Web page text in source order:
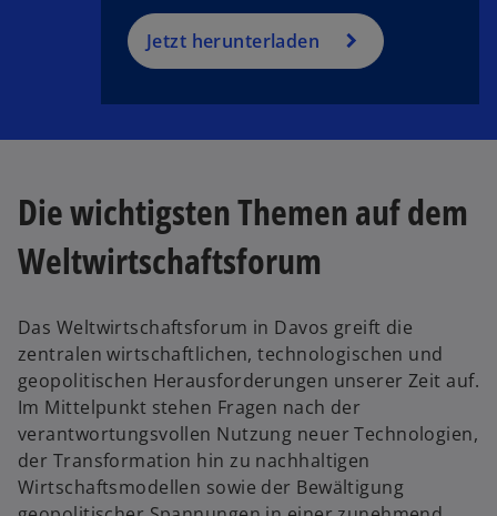
Jetzt herunterladen
e
g
is
r
a
r
t
e
e
ö
ff
n
e
t
Die wichtigsten Themen auf dem
Weltwirtschaftsforum
Das Weltwirtschaftsforum in Davos greift die
zentralen wirtschaftlichen, technologischen und
geopolitischen Herausforderungen unserer Zeit auf.
Im Mittelpunkt stehen Fragen nach der
verantwortungsvollen Nutzung neuer Technologien,
der Transformation hin zu nachhaltigen
Wirtschaftsmodellen sowie der Bewältigung